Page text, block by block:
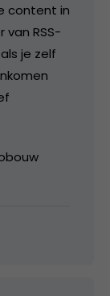
content in
RSS-
je zelf